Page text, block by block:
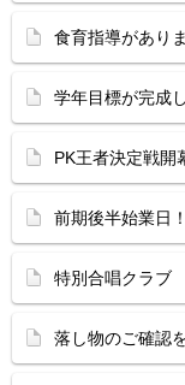
食育指導があり
学年目標が完成
PK王者決定戦開
前期後半始業日
特別合唱クラブ
落し物のご確